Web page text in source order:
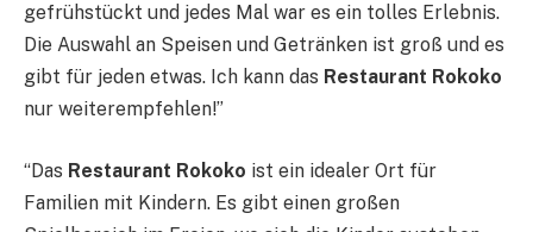
gefrühstückt und jedes Mal war es ein tolles Erlebnis.
Die Auswahl an Speisen und Getränken ist groß und es
gibt für jeden etwas. Ich kann das Restaurant Rokoko
nur weiterempfehlen!”
“Das Restaurant Rokoko ist ein idealer Ort für
Familien mit Kindern. Es gibt einen großen